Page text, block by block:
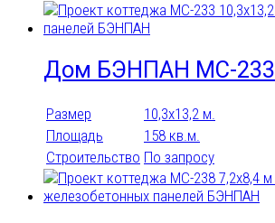
Дом БЭНПАН МС-233
Размер
10,3х13,2 м.
Площадь
158 кв.м.
Строительство По запросу